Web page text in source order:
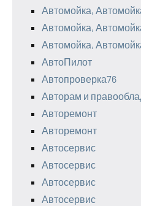
Автомойка,
Автомойка,
Автомойка,
АвтоПилот
Автопроверка76
Авторам и
Авторемонт
Авторемонт
Автосервис
Автосервис
Автосервис
Автосервис